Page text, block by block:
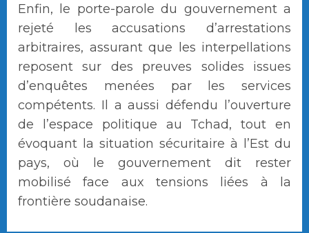
Enfin, le porte-parole du gouvernement a
rejeté les accusations d’arrestations
arbitraires, assurant que les interpellations
reposent sur des preuves solides issues
d’enquêtes menées par les services
compétents. Il a aussi défendu l’ouverture
de l’espace politique au Tchad, tout en
évoquant la situation sécuritaire à l’Est du
pays, où le gouvernement dit rester
mobilisé face aux tensions liées à la
frontière soudanaise.